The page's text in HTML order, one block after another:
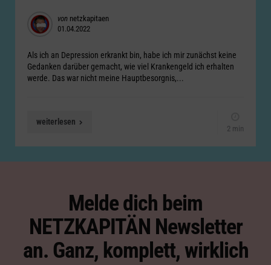
Posted
by
von netzkapitaen
01.04.2022
Als ich an Depression erkrankt bin, habe ich mir zunächst keine
Gedanken darüber gemacht, wie viel Krankengeld ich erhalten
werde. Das war nicht meine Hauptbesorgnis,...
weiterlesen
2 min
Melde dich beim
NETZKAPITÄN Newsletter
an. Ganz, komplett, wirklich